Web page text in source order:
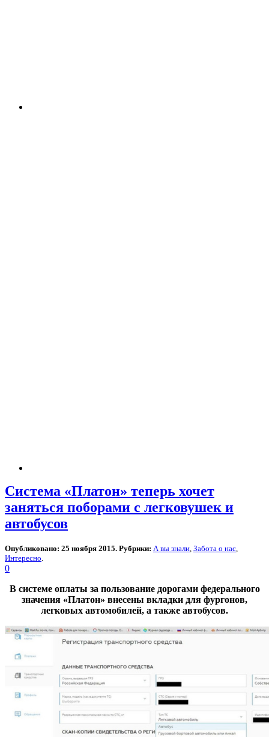
Система «Платон» теперь хочет
заняться поборами с легковушек и
автобусов
Опубликовано: 25 ноября 2015. Рубрики: А вы знали Забота о нас
Интересно
0
В системе оплаты за пользование дорогами федерального
значения «Платон» внесены вкладки для фургонов,
легковых автомобилей, а также автобусов.